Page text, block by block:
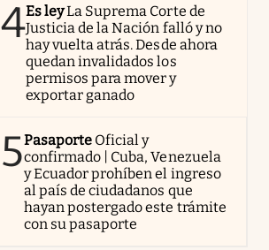
4Es leyLa Suprema Corte de
Justicia de la Nación falló y no
hay vuelta atrás. Desde ahora
quedan invalidados los
permisos para mover y
exportar ganado
5Pasaporte Oficial y
confirmado | Cuba, Venezuela
y Ecuador prohíben el ingreso
al país de ciudadanos que
hayan postergado este trámite
con su pasaporte